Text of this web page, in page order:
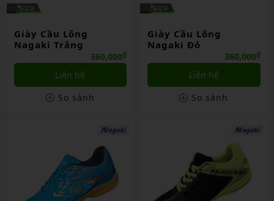
Giày Cầu Lông
Nagaki Trắng
360,000₫
Liên hệ
So sánh
Giày Cầu Lông
Nagaki Đỏ
360,000₫
Liên hệ
So sánh